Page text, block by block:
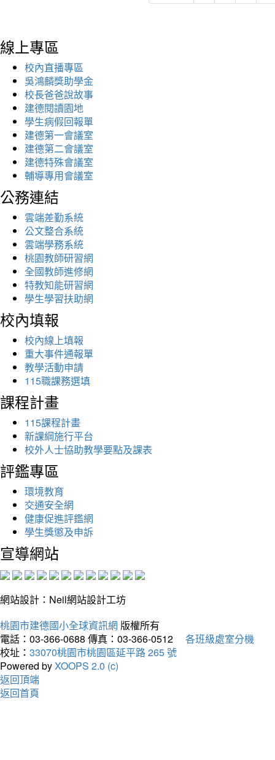
線上專區
校內直播專區
吳鴻麟獎助學金
校長爸爸說故事
建德閱讀園地
學生病假回報單
建德第一會議室
建德第二會議室
建德特殊會議室
輔導專用會議室
公務連結
雲端差勤系統
公文整合系統
雲端學務系統
桃園教師研習網
全國教師進修網
特教知能研習網
學生學習扶助網
校內填報
校內線上填報
重大事件通報單
教學活動申請
115職課務選填
課程計畫
115課程計畫
新課綱施行平台
校外人士協助教學要點及課表
評鑑專區
環境教育
交通安全網
健康促進評鑑網
學生獎懲及申訴
宣導網站
網站設計：Neil網站設計工坊
桃園市建德國小全球資訊網 版權所有
電話：03-366-0688 傳真：03-366-0512
各班級處室分機
校址： 33070桃園市桃園區延平路 265 號
Powered byXOOPS 2.0 (c)
返回頂端
返回首頁